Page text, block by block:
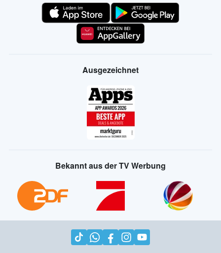
Ausgezeichnet
Bekannt aus der TV Werbung